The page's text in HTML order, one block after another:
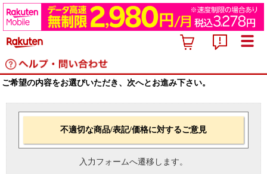
ご希望の内容をお選びいただき、次へとお進み下さい。
不適切な商品/表記/価格に対するご意見
入力フォームへ遷移します。